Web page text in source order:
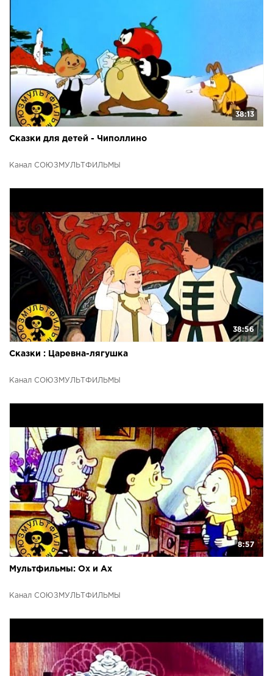
38:13
Сказки для детей - Чиполлино
Канал СОЮЗМУЛЬТФИЛЬМЫ
38:56
Сказки : Царевна-лягушка
Канал СОЮЗМУЛЬТФИЛЬМЫ
8:57
Мультфильмы: Ох и Ах
Канал СОЮЗМУЛЬТФИЛЬМЫ